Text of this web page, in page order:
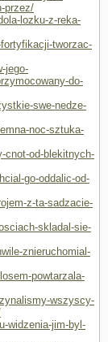
przez/
lozku-z-reka-
tworzac-
jego-
do-
swe-nedze-
noc-sztuka-
cnot-od-blekitnych-
go-oddalic-od-
z-ta-sadzacie-
skladal-sie-
znieruchomial-
powtarzala-
wszyscy-
widzenia-jim-byl-